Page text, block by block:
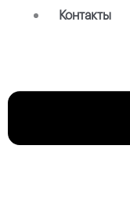
Контакты